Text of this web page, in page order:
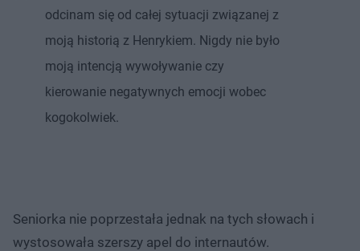
odcinam się od całej sytuacji związanej z
moją historią z Henrykiem. Nigdy nie było
moją intencją wywoływanie czy
kierowanie negatywnych emocji wobec
kogokolwiek.
Seniorka nie poprzestała jednak na tych słowach i
wystosowała szerszy apel do internautów.